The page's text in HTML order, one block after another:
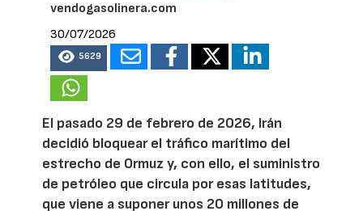
vendogasolinera.com
30/07/2026
5629
El pasado 29 de febrero de 2026, Irán
decidió bloquear el tráfico marítimo del
estrecho de Ormuz y, con ello, el suministro
de petróleo que circula por esas latitudes,
que viene a suponer unos 20 millones de